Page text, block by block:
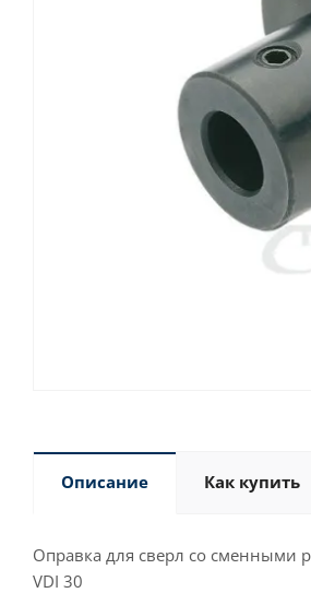
Описание Как купить
Оправка для сверл со сменными
VDI 30